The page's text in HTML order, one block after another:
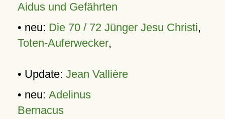
Aidus und Gefährten
• neu: Die 70 / 72 Jünger Jesu Christi,
Toten-Auferwecker,
• Update: Jean Vallière
• neu: Adelinus
Bernacus